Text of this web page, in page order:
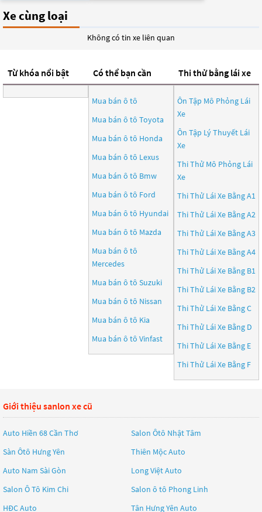
Xe cùng loại
Không có tin xe liên quan
Từ khóa nổi bật Có thể bạn cần
Mua bán ô tô
Mua bán ô tô Toyota
Mua bán ô tô Honda
Mua bán ô tô Lexus
Mua bán ô tô Bmw
Mua bán ô tô Ford
Mua bán ô tô Hyundai
Mua bán ô tô Mazda
Mua bán ô tô
Mercedes
Mua bán ô tô Suzuki
Mua bán ô tô Nissan
Mua bán ô tô Kia
Mua bán ô tô Vinfast
Thi thử bằng lái xe
Ôn Tập Mô Phỏng Lái
Xe
Ôn Tập Lý Thuyết Lái
Xe
Thi Thử Mô Phỏng Lái
Xe
Thi Thử Lái Xe Bằng A1
Thi Thử Lái Xe Bằng A2
Thi Thử Lái Xe Bằng A3
Thi Thử Lái Xe Bằng A4
Thi Thử Lái Xe Bằng B1
Thi Thử Lái Xe Bằng B2
Thi Thử Lái Xe Bằng C
Thi Thử Lái Xe Bằng D
Thi Thử Lái Xe Bằng E
Thi Thử Lái Xe Bằng F
Giới thiệu sanlon xe cũ
Auto Hiền 68 Cần Thơ
Salon Ôtô Nhật Tâm
Sàn Ôtô Hưng Yên
Thiên Mộc Auto
Auto Nam Sài Gòn
Long Việt Auto
Salon Ô Tô Kim Chi
Salon ô tô Phong Linh
HĐC Auto
Tân Hưng Yên Auto